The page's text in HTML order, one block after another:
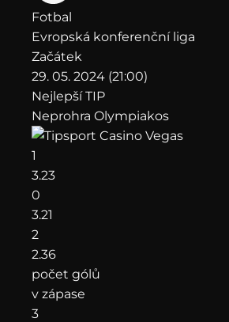
Fotbal
Evropská konferenční liga
Začátek
29. 05. 2024 (21:00)
Nejlepší TIP
Neprohra Olympiakos
1
3.23
0
3.21
2
2.36
počet gólů
v zápase
3